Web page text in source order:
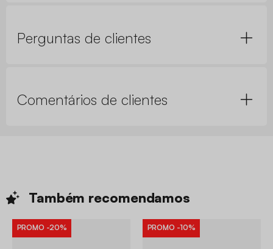
Perguntas de clientes
Comentários de clientes
Também recomendamos
PROMO -20% PROMO -10%